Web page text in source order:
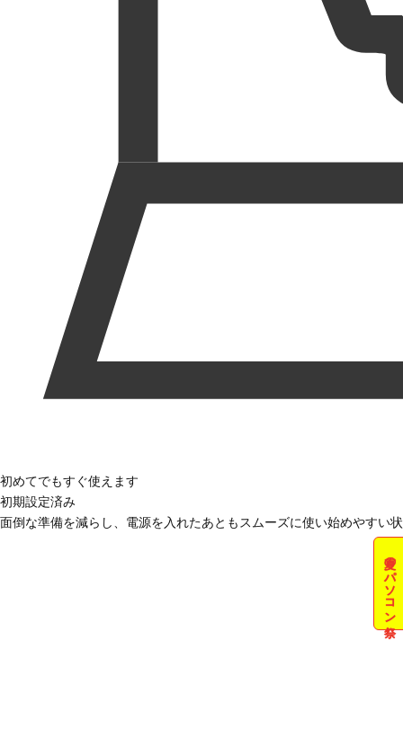
夏のパソコン祭
初めてでもすぐ使えます
初期設定済み
面倒な準備を減らし、電源を入れたあともスムーズに使い始めやすい